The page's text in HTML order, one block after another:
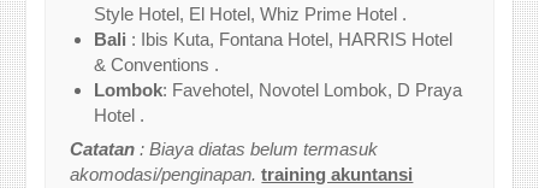
Style Hotel, El Hotel, Whiz Prime Hotel .
Bali : Ibis Kuta, Fontana Hotel, HARRIS Hotel
& Conventions .
Lombok: Favehotel, Novotel Lombok, D Praya
Hotel .
Catatan: Biaya diatas belum termasuk
akomodasi/penginapan.training akuntansi